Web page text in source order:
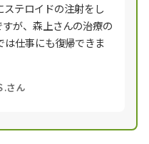
テロイドの注射をし
が、森上さんの治療の
は仕事にも復帰できま
.さん